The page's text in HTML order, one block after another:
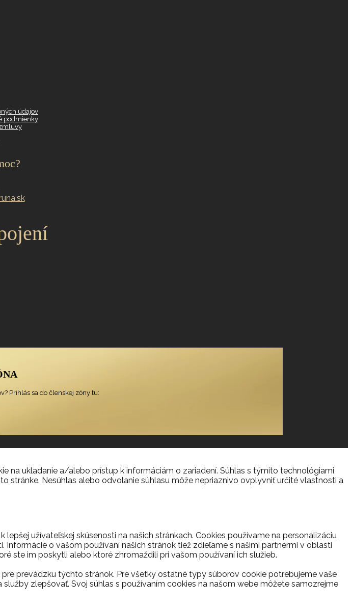
údajov
podmienky
Prihlás sa do členskej zóny tu:
na ukladanie a/alebo prístup k informáciám o zariadení. Súhlas s týmito technológiami
stránke. Nesúhlas alebo odvolanie súhlasu môže nepriaznivo ovplyvniť určité vlastnosti a
užívateľskej skúsenosti na našich stránkach. Cookies používame na personalizáciu
o vašom používaní našich stránok tiež zdieľame s našimi partnermi v oblasti
ste im poskytli alebo ktoré zhromaždili pri vašom používaní ich služieb.
prevádzku týchto stránok. Pre všetky ostatné typy súborov cookie potrebujeme vaše
zlepšovať. Svoj súhlas s používaním cookies na našom webe môžete samozrejme